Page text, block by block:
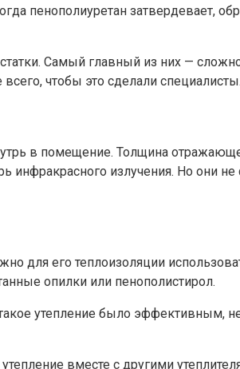
пенополиуретан затвердевает,
Самый главный из них —
чтобы это сделали специалисты.
в помещение. Толщина
инфракрасного излучения. Но они
для его теплоизоляции
опилки или пенополистирол.
утепление было эффективным,
вместе с другими